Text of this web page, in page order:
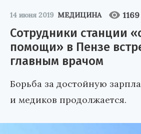
14 июня 2019 МЕДИЦИНА 1169
Сотрудники станции
помощи» в Пензе
главным врачом
Борьба за достойную
и медиков продолжается.